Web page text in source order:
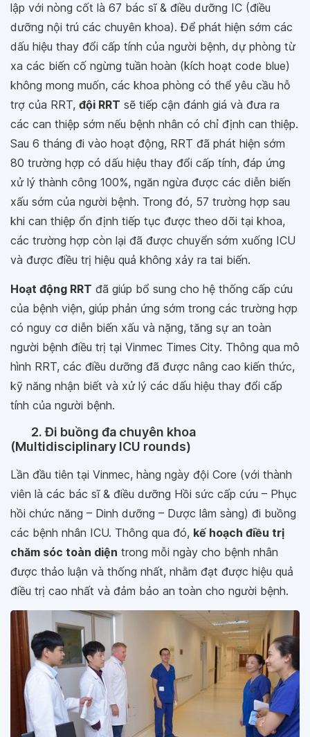
lập với nòng cốt là 67 bác sĩ & điều dưỡng IC (điều
dưỡng nội trú các chuyên khoa). Để phát hiện sớm các
dấu hiệu thay đổi cấp tính của người bệnh, dự phòng từ
xa các biến cố ngừng tuần hoàn (kích hoạt code blue)
không mong muốn, các khoa phòng có thể yêu cầu hỗ
trợ của RRT, đội RRT sẽ tiếp cận đánh giá và đưa ra
các can thiệp sớm nếu bệnh nhân có chỉ định can thiệp.
Sau 6 tháng đi vào hoạt động, RRT đã phát hiện sớm
80 trường hợp có dấu hiệu thay đổi cấp tính, đáp ứng
xử lý thành công 100%, ngăn ngừa được các diễn biến
xấu sớm của người bệnh. Trong đó, 57 trường hợp sau
khi can thiệp ổn định tiếp tục được theo dõi tại khoa,
các trường hợp còn lại đã được chuyển sớm xuống ICU
và được điều trị hiệu quả không xảy ra tai biến.
Hoạt động RRT đã giúp bổ sung cho hệ thống cấp cứu
của bệnh viện, giúp phản ứng sớm trong các trường hợp
có nguy cơ diễn biến xấu và nặng, tăng sự an toàn
người bệnh điều trị tại Vinmec Times City. Thông qua mô
hình RRT, các điều dưỡng đã được nâng cao kiến thức,
kỹ năng nhận biết và xử lý các dấu hiệu thay đổi cấp
tính của người bệnh.
2. Đi buồng đa chuyên khoa
(Multidisciplinary ICU rounds)
Lần đầu tiên tại Vinmec, hàng ngày đội Core (với thành
viên là các bác sĩ & điều dưỡng Hồi sức cấp cứu – Phục
hồi chức năng – Dinh dưỡng – Dược lâm sàng) đi buồng
các bệnh nhân ICU. Thông qua đó, kế hoạch điều trị
chăm sóc toàn diện trong mỗi ngày cho bệnh nhân
được thảo luận và thống nhất, nhằm đạt được hiệu quả
điều trị cao nhất và đảm bảo an toàn cho người bệnh.